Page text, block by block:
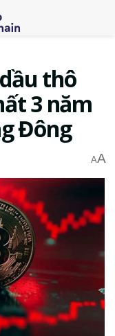
thô
3 năm
Đông
AA